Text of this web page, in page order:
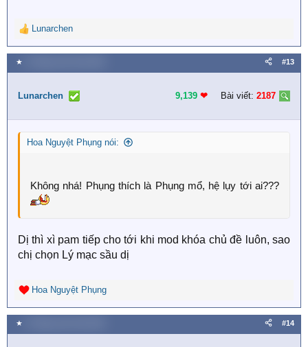
R
e
a
c
i
n
s
Lunarchen
★ #13
Lunarchen 9,139 ❤︎ Bài viết: 2187
Hoa Nguyệt Phụng nói:
Không nhá! Phụng thích là Phụng mổ, hệ lụy tới ai???
Dị thì xì pam tiếp cho tới khi mod khóa chủ đề luôn, sao
chị chọn Lý mạc sầu dị
R
e
a
c
Hoa Nguyệt Phụng
★ #14